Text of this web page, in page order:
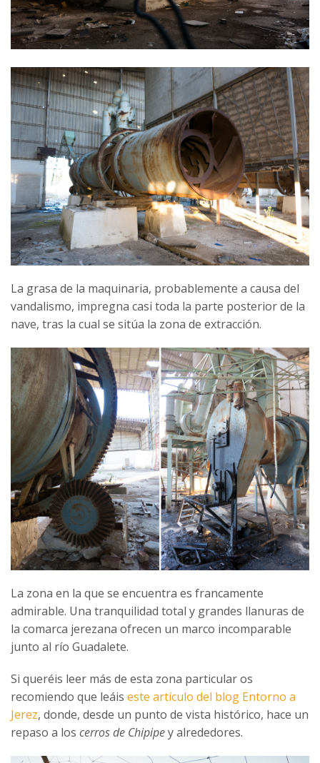
La grasa de la maquinaria, probablemente a causa del
vandalismo, impregna casi toda la parte posterior de la
nave, tras la cual se sitúa la zona de extracción.
La zona en la que se encuentra es francamente
admirable. Una tranquilidad total y grandes llanuras de
la comarca jerezana ofrecen un marco incomparable
junto al río Guadalete.
Si queréis leer más de esta zona particular os
recomiendo que leáis este artículo del blog Entorno a
Jerez, donde, desde un punto de vista histórico, hace un
repaso a los cerros de Chipipey alrededores.